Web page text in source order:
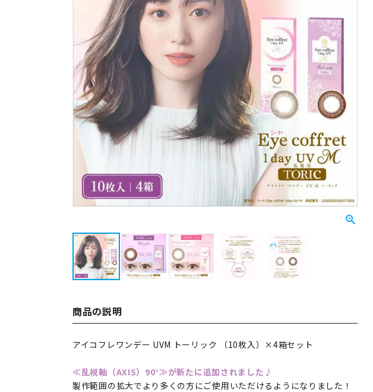
商品の説明
アイコフレワンデー UVM トーリック （10枚入）×4箱セット
≪乱視軸（AXIS）90°≫が新たに追加されました♪
製作範囲の拡大でより多くの方にご使用いただけるようになりました！